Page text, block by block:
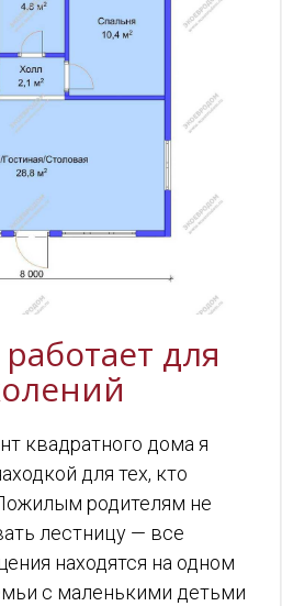
для
квадратного дома я
для тех, кто
родителям не
лестницу — все
находятся на одном
с маленькими детьми